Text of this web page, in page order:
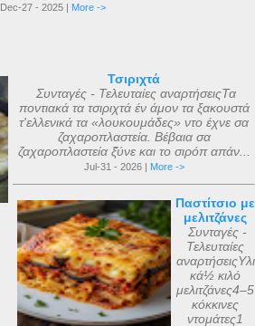
Dec-27 - 2025 | More ->
Τσιριχτά
Συνταγές - Τελευταίες αναρτήσειςΤα
ποντιακά τα τσιριχτά έν άμον τα ξακουστά
τ'ελλενικά τα «λουκουμάδες» ντο έχνε σα
ζαχαροπλαστεία. Βέβαια σα
ζαχαροπλαστεία ξ̌ύνε και το σιρόπ απάν...
Jul-31 - 2026 | More ->
Παστίτσιο με
μελιτζάνες
Συνταγές -
Τελευταίες
αναρτήσειςΥλι
κά½ κιλό
μελιτζάνες4–5
κόκκινες
ντομάτες1